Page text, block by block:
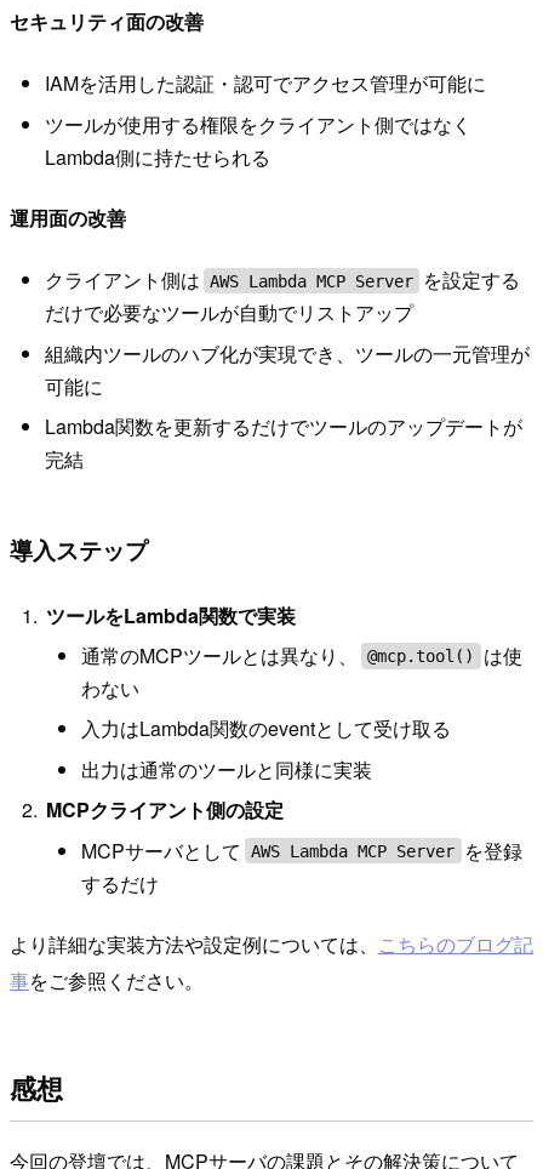
セキュリティ面の改善
IAMを活用した認証・認可でアクセス管理が可能に
ツールが使用する権限をクライアント側ではなく
Lambda側に持たせられる
運用面の改善
クライアント側は AWS Lambda MCP Server
を設定する
だけで必要なツールが自動でリストアップ
組織内ツールのハブ化が実現でき、ツールの一元管理が
可能に
Lambda関数を更新するだけでツールのアップデートが
完結
導入ステップ
ツールをLambda関数で実装
通常のMCPツールとは異なり、
@mcp.tool()
は使
わない
入力はLambda関数のeventとして受け取る
出力は通常のツールと同様に実装
MCPクライアント側の設定
MCPサーバとして
AWS Lambda MCP Server
を登録
するだけ
より詳細な実装方法や設定例については、 こちらのブログ記
事をご参照ください。
感想
今回の登壇では、MCPサーバの課題とその解決策について